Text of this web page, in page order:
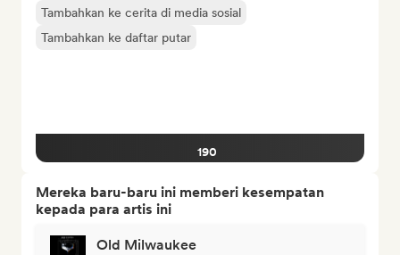
Tambahkan ke cerita di media sosial
Tambahkan ke daftar putar
190
Mereka baru-baru ini memberi kesempatan
kepada para artis ini
Old Milwaukee